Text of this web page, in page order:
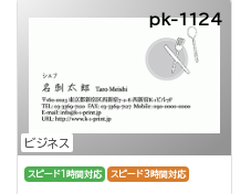
ビジネス
pk-1124
スピード1時間対応 スピード3時間対応